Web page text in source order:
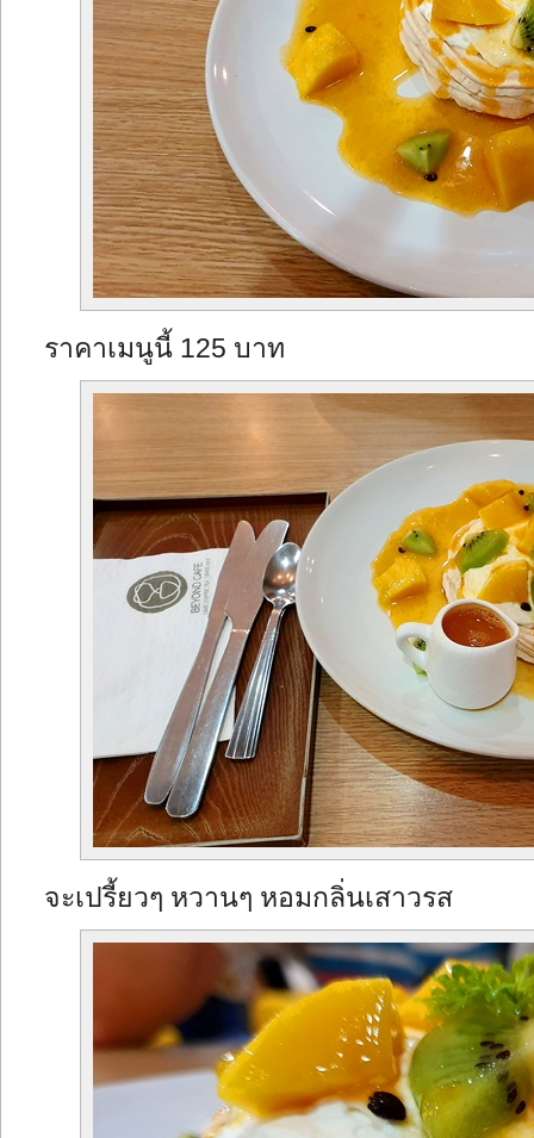
ราคาเมนูนี้ 125 บาท
จะเปรี้ยวๆ หวานๆ หอมกลิ่นเสาวรส